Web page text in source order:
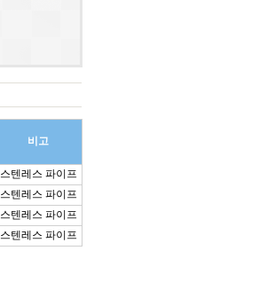
비고
스텐레스 파이프
스텐레스 파이프
스텐레스 파이프
스텐레스 파이프